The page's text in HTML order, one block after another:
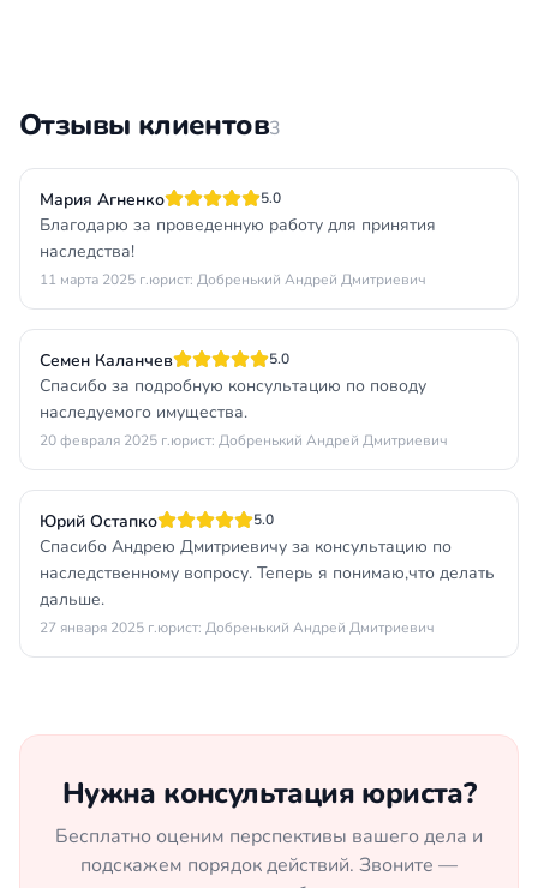
Отзывы клиентов3
Мария Агненко 5.0
Благодарю за проведенную работу для принятия
наследства!
11 марта 2025 г.юрист: Добренький Андрей Дмитриевич
Семен Каланчев 5.0
Спасибо за подробную консультацию по поводу
наследуемого имущества.
20 февраля 2025 г.юрист: Добренький Андрей Дмитриевич
Юрий Остапко 5.0
Спасибо Андрею Дмитриевичу за консультацию по
наследственному вопросу. Теперь я понимаю,что делать
дальше.
27 января 2025 г.юрист: Добренький Андрей Дмитриевич
Нужна консультация юриста?
Бесплатно оценим перспективы вашего дела и
подскажем порядок действий. Звоните —